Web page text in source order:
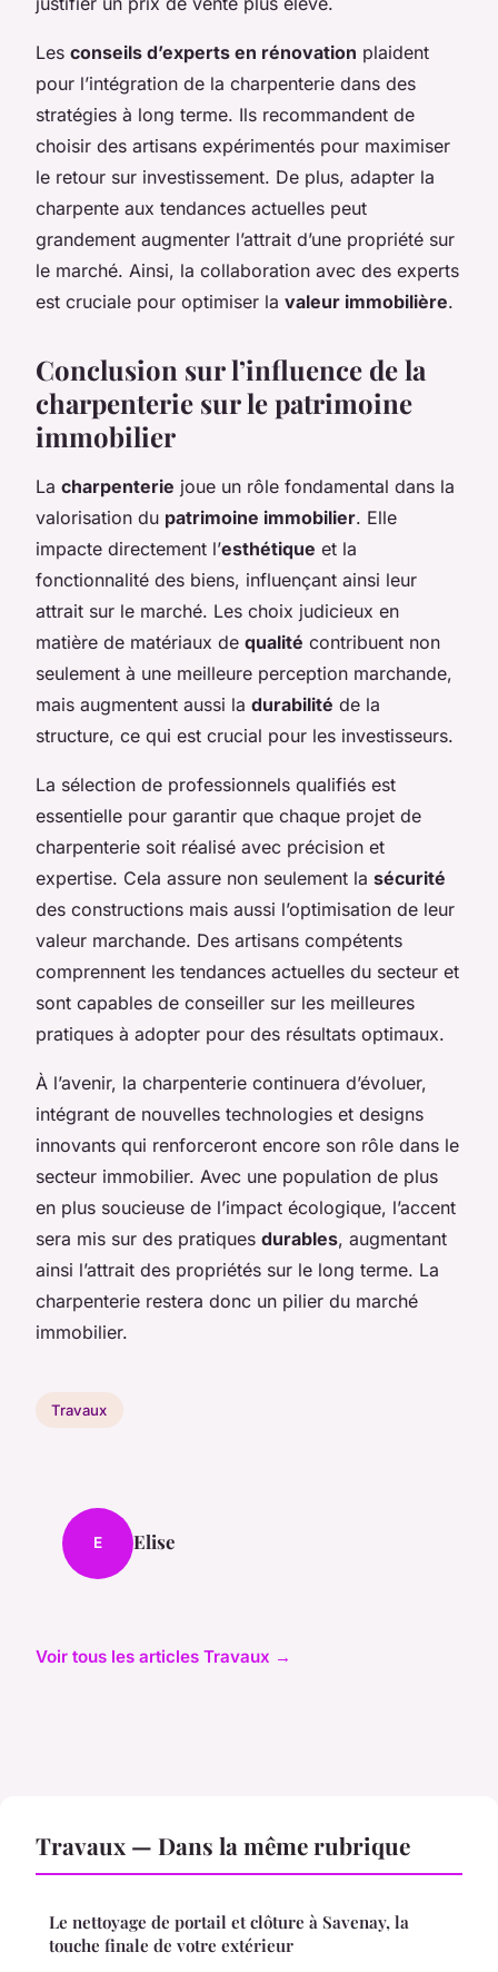
Les conseils d’experts en rénovation plaident
pour l’intégration de la charpenterie dans des
stratégies à long terme. Ils recommandent de
choisir des artisans expérimentés pour maximiser
le retour sur investissement. De plus, adapter la
charpente aux tendances actuelles peut
grandement augmenter l’attrait d’une propriété sur
le marché. Ainsi, la collaboration avec des experts
est cruciale pour optimiser la valeur immobilière.
Conclusion sur l’influence de la
charpenterie sur le patrimoine
immobilier
La charpenterie joue un rôle fondamental dans la
valorisation du patrimoine immobilier. Elle
impacte directement l’esthétique et la
fonctionnalité des biens, influençant ainsi leur
attrait sur le marché. Les choix judicieux en
matière de matériaux de qualité contribuent non
seulement à une meilleure perception marchande,
mais augmentent aussi la durabilité de la
structure, ce qui est crucial pour les investisseurs.
La sélection de professionnels qualifiés est
essentielle pour garantir que chaque projet de
charpenterie soit réalisé avec précision et
expertise. Cela assure non seulement la sécurité
des constructions mais aussi l’optimisation de leur
valeur marchande. Des artisans compétents
comprennent les tendances actuelles du secteur et
sont capables de conseiller sur les meilleures
pratiques à adopter pour des résultats optimaux.
À l’avenir, la charpenterie continuera d’évoluer,
intégrant de nouvelles technologies et designs
innovants qui renforceront encore son rôle dans le
secteur immobilier. Avec une population de plus
en plus soucieuse de l’impact écologique, l’accent
sera mis sur des pratiques durables, augmentant
ainsi l’attrait des propriétés sur le long terme. La
charpenterie restera donc un pilier du marché
immobilier.
Travaux
E Elise
Voir tous les articles Travaux →
Travaux — Dans la même rubrique
Le nettoyage de portail et clôture à Savenay, la
touche finale de votre extérieur